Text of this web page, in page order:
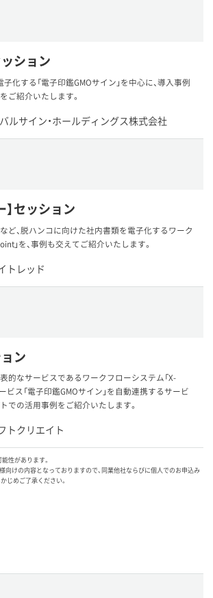
ッション
化する「電子印鑑GMOサイン」を中心に、導入事例
ご紹介いたします。
ルサイン・ホールディングス株式会社
】セッション
ど、脱ハンコに向けた社内書類を電子化するワーク
」を、事例も交えてご紹介いたします。
トレッド
ョン
的なサービスであるワークフローシステム「X-
ビス「電子印鑑GMOサイン」を自動連携するサービ
での活用事例をご紹介いたします。
トクリエイト
性があります。
向けの内容となっておりますので、同業他社ならびに個人でのお申込み
じめご了承ください。